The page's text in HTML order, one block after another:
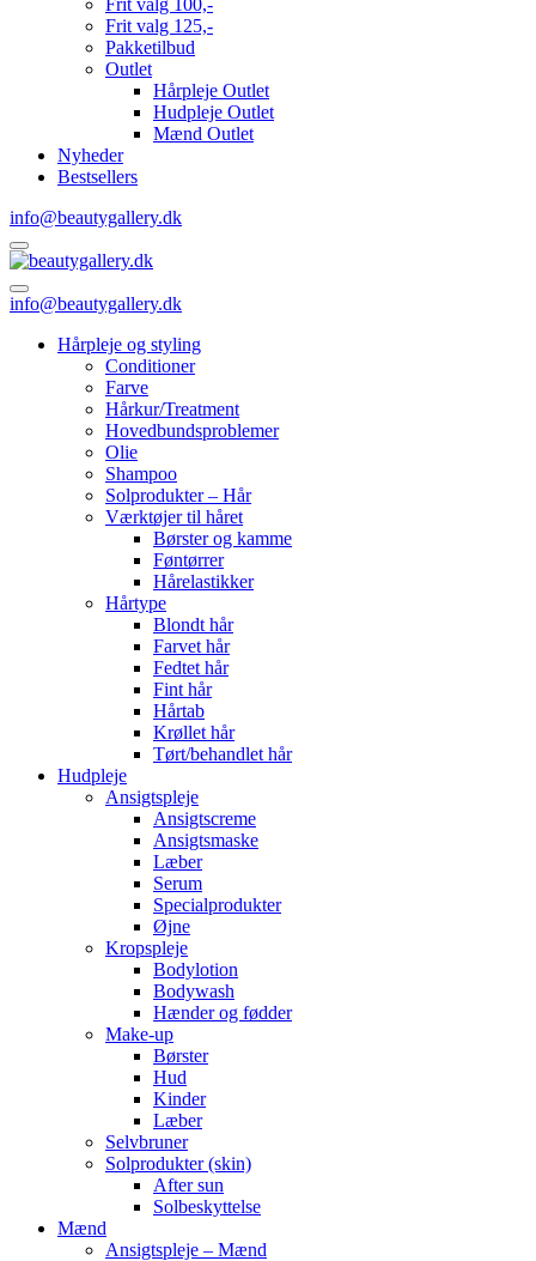
Frit valg 100,-
Frit valg 125,-
Pakketilbud
Outlet
Hårpleje Outlet
Hudpleje Outlet
Mænd Outlet
Nyheder
Bestsellers
info@beautygallery.dk
info@beautygallery.dk
Hårpleje og styling
Conditioner
Farve
Hårkur/Treatment
Hovedbundsproblemer
Olie
Shampoo
Solprodukter – Hår
Værktøjer til håret
Børster og kamme
Føntørrer
Hårelastikker
Hårtype
Blondt hår
Farvet hår
Fedtet hår
Fint hår
Hårtab
Krøllet hår
Tørt/behandlet hår
Hudpleje
Ansigtspleje
Ansigtscreme
Ansigtsmaske
Læber
Serum
Specialprodukter
Øjne
Kropspleje
Bodylotion
Bodywash
Hænder og fødder
Make-up
Børster
Hud
Kinder
Læber
Selvbruner
Solprodukter (skin)
After sun
Solbeskyttelse
Mænd
Ansigtspleje – Mænd